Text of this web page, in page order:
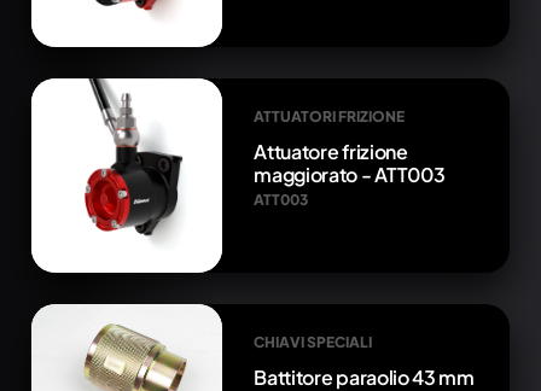
ATTUATORI FRIZIONE
Attuatore frizione
maggiorato - ATT003
ATT003
CHIAVI SPECIALI
Battitore paraolio 43 mm